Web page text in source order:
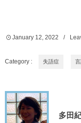
January 12 ,2022
Category : 失語症
多田